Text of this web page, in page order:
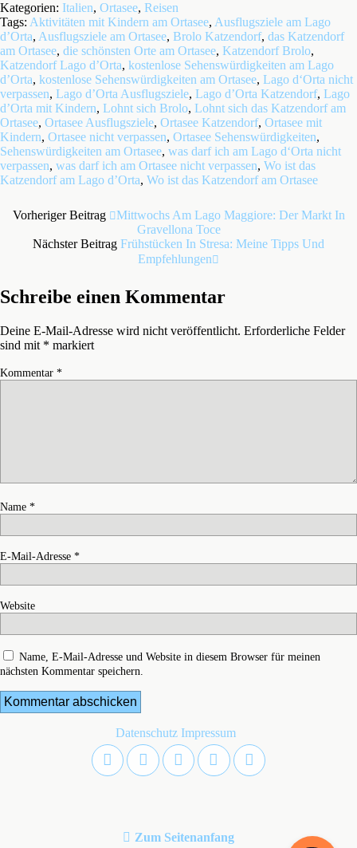
Kategorien: Italien, Ortasee, Reisen
Tags: Aktivitäten mit Kindern am Ortasee, Ausflugsziele am Lago
d’Orta, Ausflugsziele am Ortasee, Brolo Katzendorf, das Katzendorf
am Ortasee, die schönsten Orte am Ortasee, Katzendorf Brolo,
Katzendorf Lago d’Orta, kostenlose Sehenswürdigkeiten am Lago
d’Orta, kostenlose Sehenswürdigkeiten am Ortasee, Lago d‘Orta nicht
verpassen, Lago d’Orta Ausflugsziele, Lago d’Orta Katzendorf, Lago
d’Orta mit Kindern, Lohnt sich Brolo, Lohnt sich das Katzendorf am
Ortasee, Ortasee Ausflugsziele, Ortasee Katzendorf, Ortasee mit
Kindern, Ortasee nicht verpassen, Ortasee Sehenswürdigkeiten,
Sehenswürdigkeiten am Ortasee, was darf ich am Lago d‘Orta nicht
verpassen, was darf ich am Ortasee nicht verpassen, Wo ist das
Katzendorf am Lago d’Orta, Wo ist das Katzendorf am Ortasee
Vorheriger Beitrag
Mittwochs Am Lago Maggiore: Der Markt In
Gravellona Toce
Nächster Beitrag Frühstücken In Stresa: Meine Tipps Und
Empfehlungen
Schreibe einen Kommentar
Deine E-Mail-Adresse wird nicht veröffentlicht. Erforderliche Felder
sind mit * markiert
Kommentar *
Name *
E-Mail-Adresse *
Website
Name, E-Mail-Adresse und Website in diesem Browser für meinen
nächsten Kommentar speichern.
Datenschutz Impressum
Zum Seitenanfang